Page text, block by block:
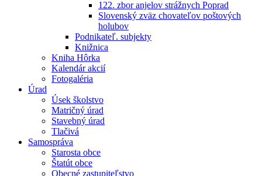
122. zbor anjelov strážnych Poprad
Slovenský zväz chovateľov poštových
holubov
Podnikateľ. subjekty
Knižnica
Kniha Hôrka
Kalendár akcií
Fotogaléria
Úrad
Úsek školstvo
Matričný úrad
Stavebný úrad
Tlačivá
Samospráva
Starosta obce
Štatút obce
Obecné zastupiteľstvo